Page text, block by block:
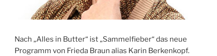
Nach „Alles in Butter“ ist „Sammelfieber“ das neue
Programm von Frieda Braun alias Karin Berkenkopf.